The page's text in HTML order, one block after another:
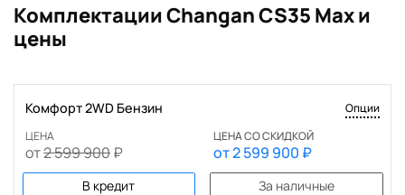
Комплектации Changan CS35 Max и
цены
Опции
Комфорт 2WD Бензин
ЦЕНА
от2 599 900₽
ЦЕНА СО СКИДКОЙ
от2 599 900 ₽
В кредит За наличные